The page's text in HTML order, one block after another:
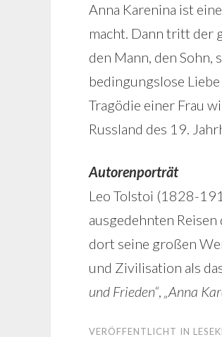
Anna Karenina ist
macht. Dann tritt der
den Mann, den Sohn,
bedingungslose
Tragödie einer Frau
Russland des 19.
Autorenporträt
Leo Tolstoi (1828-
ausgedehnten
dort seine großen
und Zivilisation als
und Frieden“, „Anna
VERÖFFENTLICHT IN